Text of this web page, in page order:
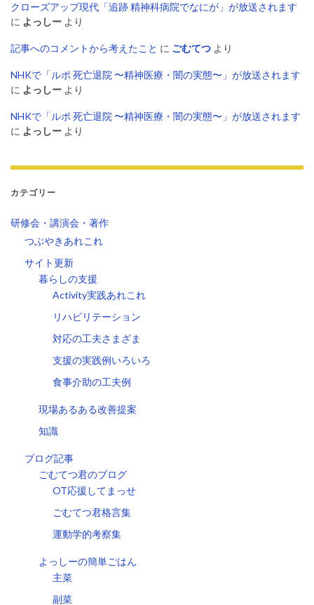
クローズアップ現代「追跡 精神科病院でなにが」が放送されます
に よっしー より
記事へのコメントから考えたこと に ごむてつ より
NHKで「ルポ 死亡退院 〜精神医療・闇の実態〜」が放送されます
に よっしー より
NHKで「ルポ 死亡退院 〜精神医療・闇の実態〜」が放送されます
に よっしー より
カテゴリー
研修会・講演会・著作
つぶやきあれこれ
サイト更新
暮らしの支援
Activity実践あれこれ
リハビリテーション
対応の工夫さまざま
支援の実践例いろいろ
食事介助の工夫例
現場あるある改善提案
知識
ブログ記事
ごむてつ君のブログ
OT応援してまっせ
ごむてつ君格言集
運動学的考察集
よっしーの簡単ごはん
主菜
副菜